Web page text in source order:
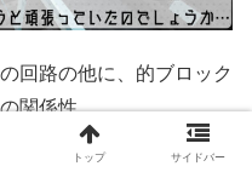
回路の他に、的ブロック
関係性、
トップ サイドバー